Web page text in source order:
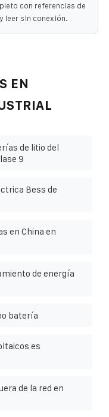
con referencias de
leer sin conexión.
EN
de litio del
9
Bess de
en China en
de energía
batería
es
de la red en